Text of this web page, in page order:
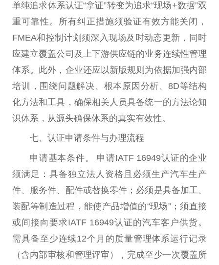
单纯追求体系认证“拿证”转变为追求“现场+数据”双
重可靠性 。所有纠正措施须验证有效方能关闭，
FMEA和控制计划须深入现场及时动态更新，同时
应建立覆盖公司及上下游供应链的业务连续性管理
体系。此外，企业还应以新版规则为依据加强内部
培训，围绕问题解决、根本原因分析、8D等结构
化方法和工具，确保相关人员具备统一的方法论知
识体系，从源头确保体系的真实有效性。
七、认证申请条件与办理流程
申请基本条件。 申请IATF 16949认证的企业
须满足：具备独立法人资格且必须生产汽车生产
件、服务件、配件或替换零件；必须是具备加工、
装配等制造过程，能使产品增值的“现场”；须直接
或间接向要求IATF 16949认证的汽车客户供货。
需具备至少连续12个月的质量管理体系运行记录
（含内部审核和管理评审），完成至少一次覆盖所